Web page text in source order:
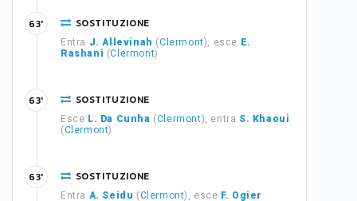
SOSTITUZIONE
Entra J. Allevinah (Clermont), esce E.
Rashani (Clermont)
63'
SOSTITUZIONE
Esce L. Da Cunha (Clermont), entra S. Khaoui
(Clermont)
63'
SOSTITUZIONE
Entra A. Seidu (Clermont), esce F. Ogier
63'